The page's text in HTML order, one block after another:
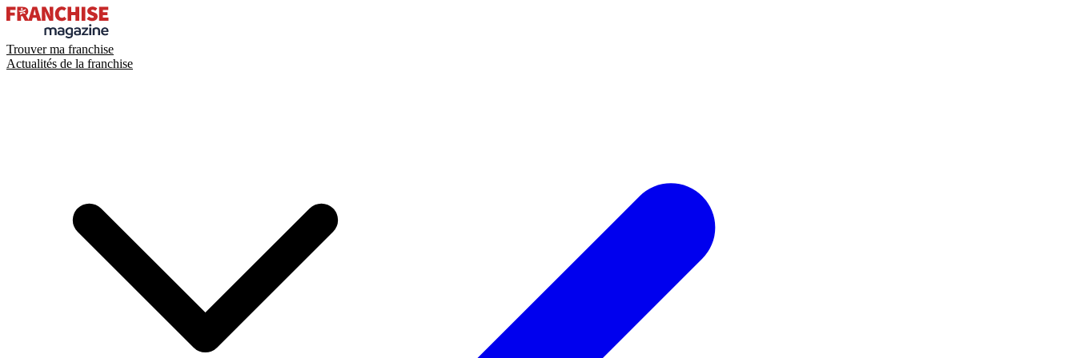
Trouver ma franchise
Actualités de la franchise